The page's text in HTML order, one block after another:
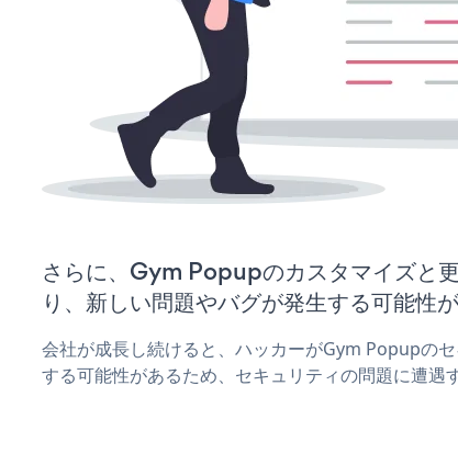
さらに、Gym Popupのカスタマイズと
り、新しい問題やバグが発生する可能性が
会社が成長し続けると、ハッカーがGym Popupの
する可能性があるため、セキュリティの問題に遭遇